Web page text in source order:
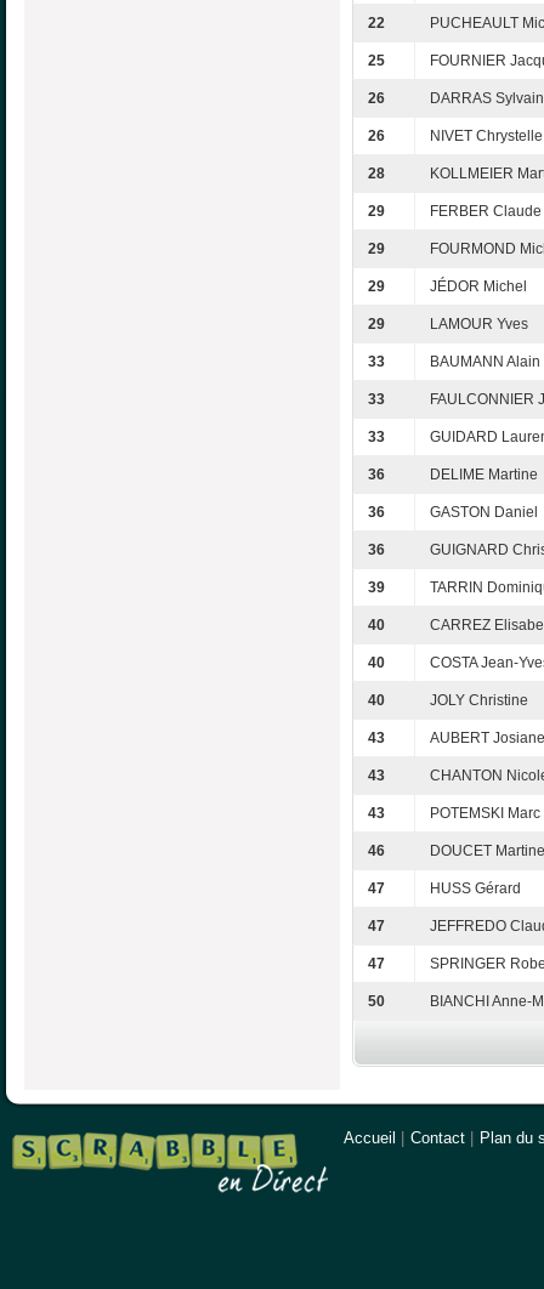
22 PUCHEAULT
25 FOURNIER
26 DARRAS
26 NIVET Chrystelle
28 KOLLMEIER
29 FERBER Claude
29 FOURMOND
29 JÉDOR Michel
29 LAMOUR Yves
33 BAUMANN Alain
33 FAULCONNIER
33 GUIDARD
36 DELIME Martine
36 GASTON Daniel
36 GUIGNARD
39 TARRIN
40 CARREZ
40 COSTA Jean-
40 JOLY Christine
43 AUBERT Josiane
43 CHANTON
43 POTEMSKI Marc
46 DOUCET Martine
47 HUSS Gérard
47 JEFFREDO
47 SPRINGER
50 BIANCHI Anne-
Accueil Contact Plan du